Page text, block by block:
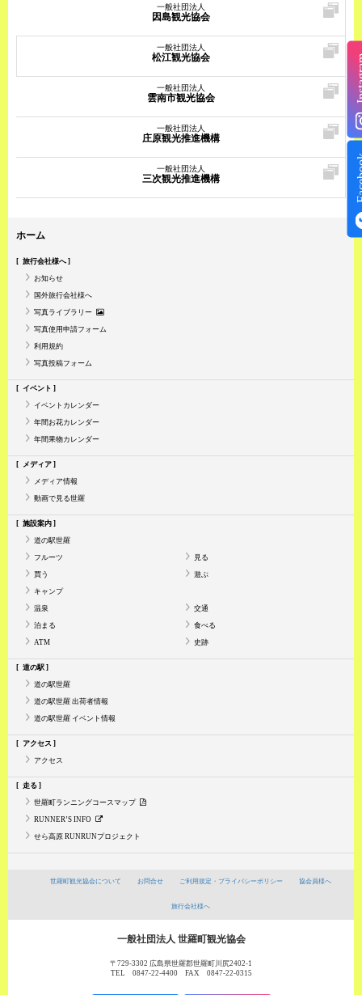
一般社団法人
因島観光協会
一般社団法人
松江観光協会
一般社団法人
雲南市観光協会
一般社団法人
庄原観光推進機構
一般社団法人
三次観光推進機構
ホーム
旅行会社様へ
お知らせ
国外旅行会社様へ
写真ライブラリー
写真使用申請フォーム
利用規約
写真投稿フォーム
イベント
イベントカレンダー
年間お花カレンダー
年間果物カレンダー
メディア
メディア情報
動画で見る世羅
施設案内
道の駅世羅
フルーツ 見る
買う 遊ぶ
キャンプ
温泉 交通
泊まる 食べる
ATM 史跡
道の駅
道の駅世羅
道の駅世羅 出荷者情報
道の駅世羅 イベント情報
アクセス
アクセス
走る
世羅町ランニングコースマップ
RUNNER’S INFO
せら高原 RUNRUNプロジェクト
世羅町観光協会について お問合せ ご利用規定・プライバシーポリシー 協会員様へ
旅行会社様へ
一般社団法人 世羅町観光協会
〒729-3302 広島県世羅郡世羅町川尻2402-1
TEL 0847-22-4400 FAX 0847-22-0315